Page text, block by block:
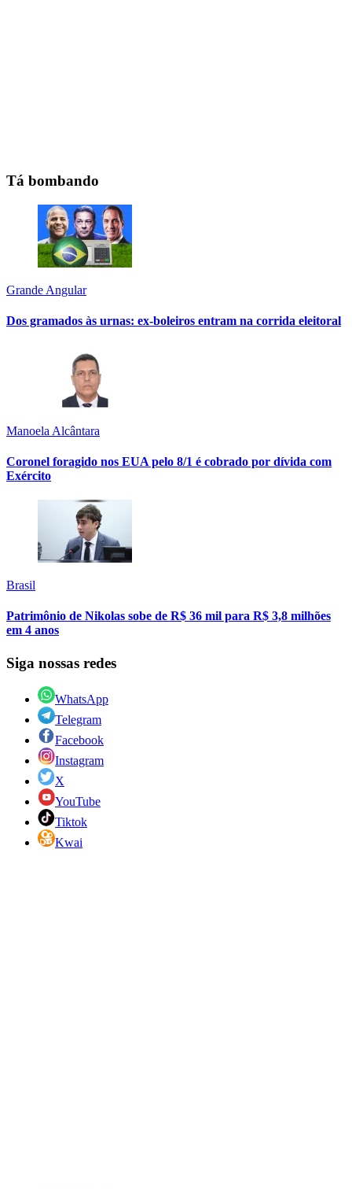
Tá bombando
Grande Angular
Dos gramados às urnas: ex-boleiros entram na corrida eleitoral
Manoela Alcântara
Coronel foragido nos EUA pelo 8/1 é cobrado por dívida com
Exército
Brasil
Patrimônio de Nikolas sobe de R$ 36 mil para R$ 3,8 milhões
em 4 anos
Siga nossas redes
WhatsApp
Telegram
Facebook
Instagram
X
YouTube
Tiktok
Kwai